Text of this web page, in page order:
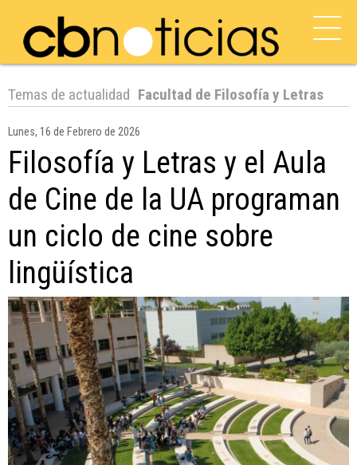
Temas de actualidad Facultad de Filosofía y Letras
Lunes, 16 de Febrero de 2026
Filosofía y Letras y el Aula
de Cine de la UA programan
un ciclo de cine sobre
lingüística